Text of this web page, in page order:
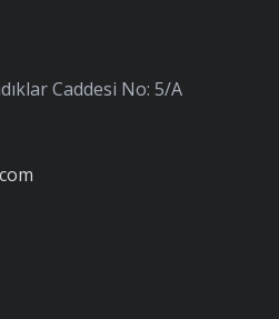
Caddesi No: 5/A